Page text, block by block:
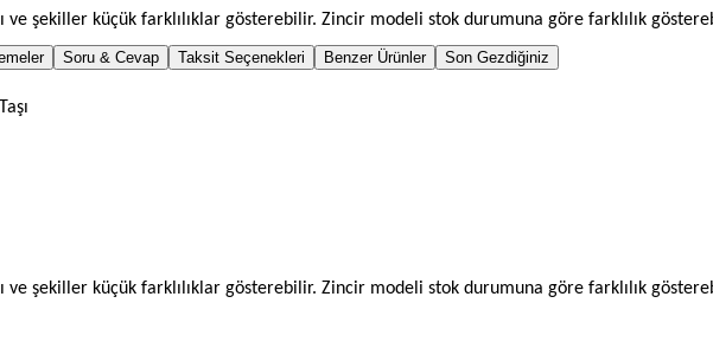
şekiller küçük farklılıklar gösterebilir. Zincir modeli stok durumuna göre farklılık
Soru & Cevap Taksit Seçenekleri Benzer Ürünler Son Gezdiğiniz
şekiller küçük farklılıklar gösterebilir. Zincir modeli stok durumuna göre farklılık